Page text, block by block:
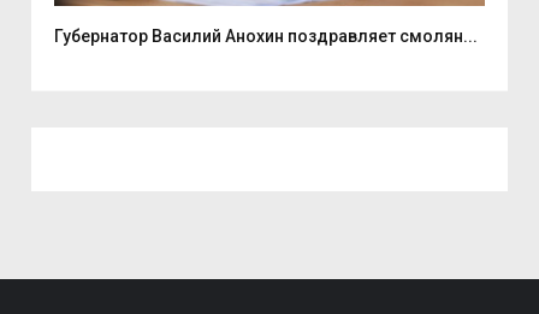
Губернатор Василий Анохин поздравляет смолян...